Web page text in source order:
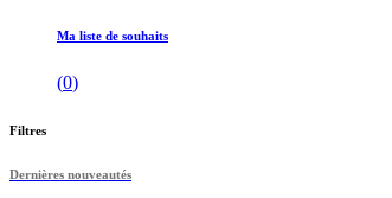
Ma liste de souhaits
(0)
Filtres
Dernières nouveautés